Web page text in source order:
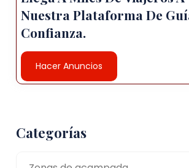
Nuestra Plataforma De
Confianza.
Hacer Anuncios
Categorías